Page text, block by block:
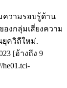
ความรอบรู้ด้าน
งกลุ่มเสี่ยงความ
ยุควิถีใหม่.
[อ้างถึง 9
he01.tci-